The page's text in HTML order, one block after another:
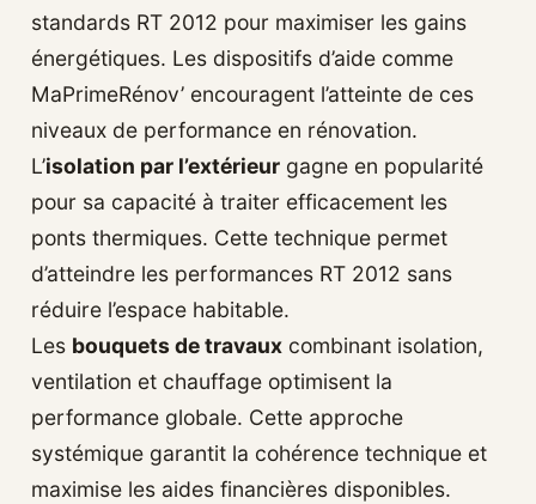
standards RT 2012 pour maximiser les gains
énergétiques. Les dispositifs d’aide comme
MaPrimeRénov’ encouragent l’atteinte de ces
niveaux de performance en rénovation.
L’isolation par l’extérieur gagne en popularité
pour sa capacité à traiter efficacement les
ponts thermiques. Cette technique permet
d’atteindre les performances RT 2012 sans
réduire l’espace habitable.
Les bouquets de travaux combinant isolation,
ventilation et chauffage optimisent la
performance globale. Cette approche
systémique garantit la cohérence technique et
maximise les aides financières disponibles.